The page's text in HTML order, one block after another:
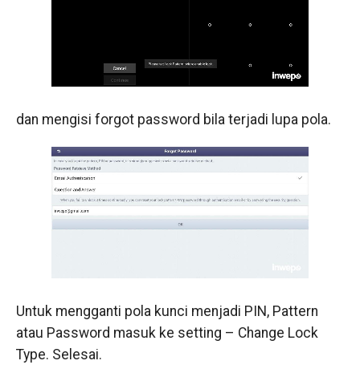
dan mengisi forgot password bila terjadi lupa pola.
Untuk mengganti pola kunci menjadi PIN, Pattern
atau Password masuk ke setting – Change Lock
Type. Selesai.